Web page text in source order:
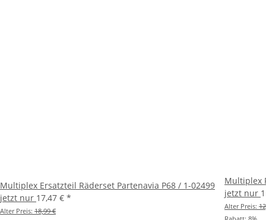
Multiplex Ersatzteil Räderset Partenavia P68 / 1-02499
jetzt nur 17,47 € *
Alter Preis: 18,99 €
Multiplex
jetzt nur
Alter Preis: